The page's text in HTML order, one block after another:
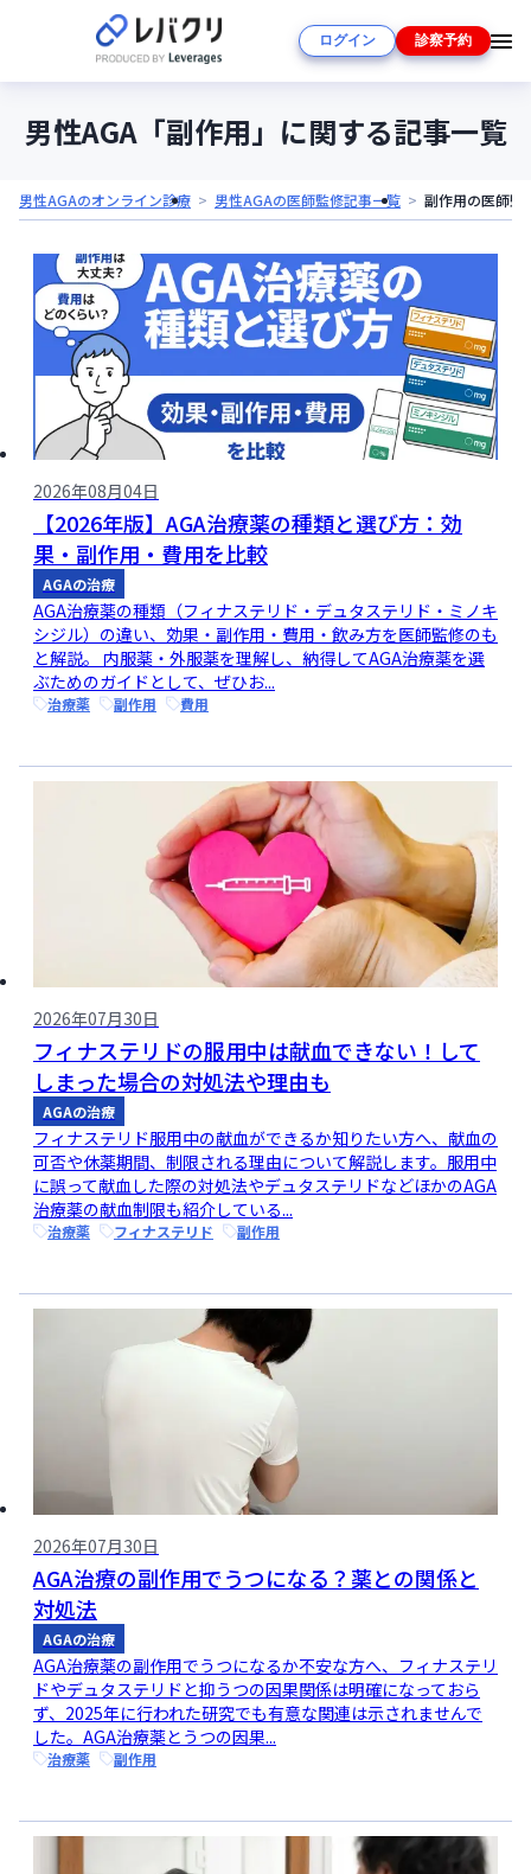
ログイン 診察予約
男性AGA「副作用」に関する記事一覧
男性AGAのオンライン診療 男性AGAの医師監修記事一覧 副作用の医師監
2026年08月04日
【2026年版】AGA治療薬の種類と選び方：効
果・副作用・費用を比較
AGAの治療
AGA治療薬の種類（フィナステリド・デュタステリド・ミノキ
シジル）の違い、効果・副作用・費用・飲み方を医師監修のも
と解説。 内服薬・外服薬を理解し、納得してAGA治療薬を選
ぶためのガイドとして、ぜひお...
治療薬 副作用 費用
2026年07月30日
フィナステリドの服用中は献血できない！して
しまった場合の対処法や理由も
AGAの治療
フィナステリド服用中の献血ができるか知りたい方へ、献血の
可否や休薬期間、制限される理由について解説します。服用中
に誤って献血した際の対処法やデュタステリドなどほかのAGA
治療薬の献血制限も紹介している...
治療薬 フィナステリド 副作用
2026年07月30日
AGA治療の副作用でうつになる？薬との関係と
対処法
AGAの治療
AGA治療薬の副作用でうつになるか不安な方へ、フィナステリ
ドやデュタステリドと抑うつの因果関係は明確になっておら
ず、2025年に行われた研究でも有意な関連は示されませんで
した。AGA治療薬とうつの因果...
治療薬 副作用